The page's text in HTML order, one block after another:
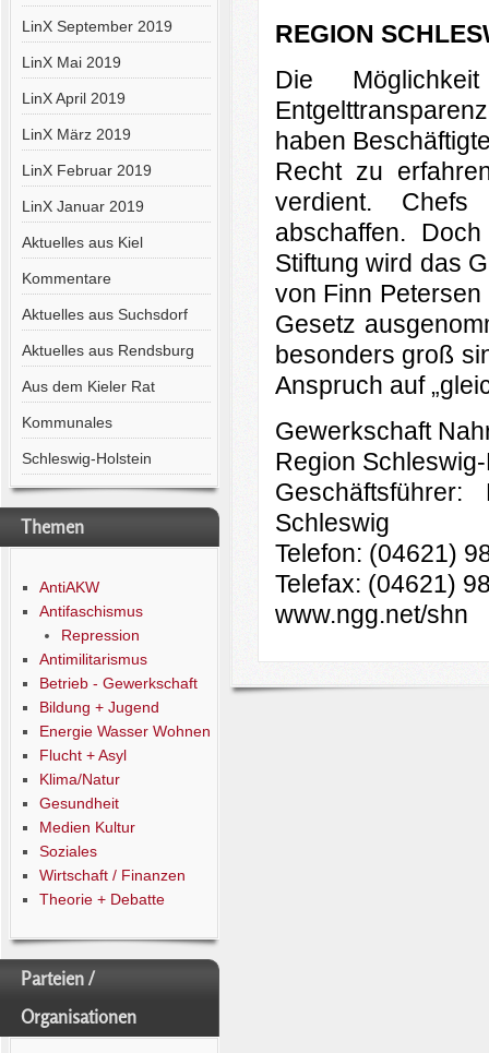
LinX September 2019
LinX Mai 2019
LinX April 2019
LinX März 2019
LinX Februar 2019
LinX Januar 2019
Aktuelles aus Kiel
Kommentare
Aktuelles aus Suchsdorf
Aktuelles aus Rendsburg
Aus dem Kieler Rat
Kommunales
Schleswig-Holstein
Themen
AntiAKW
Antifaschismus
Repression
Antimilitarismus
Betrieb - Gewerkschaft
Bildung + Jugend
Energie Wasser Wohnen
Flucht + Asyl
Klima/Natur
Gesundheit
Medien Kultur
Soziales
Wirtschaft / Finanzen
Theorie + Debatte
Parteien /
Organisationen
REGION
Die
haben
Recht zu
verdient. Chefs
abschaffen.
Stiftung wird das
von Finn
Gesetz
besonders groß
Anspruch auf
Gewerkschaft
Region
Schleswig
Telefon: (04621)
Telefax: (04621)
www.ngg.net/shn